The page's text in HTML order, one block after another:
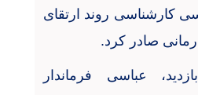
کارشناسی روند ارتقای
صادر کرد.
عباسی فرماندار